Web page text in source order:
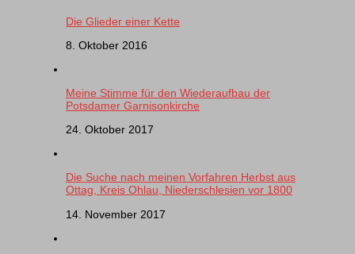
Die Glieder einer Kette
8. Oktober 2016
Meine Stimme für den Wiederaufbau der
Potsdamer Garnisonkirche
24. Oktober 2017
Die Suche nach meinen Vorfahren Herbst aus
Ottag, Kreis Ohlau, Niederschlesien vor 1800
14. November 2017